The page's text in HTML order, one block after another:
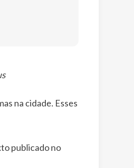
na cidade. Esses
publicado no